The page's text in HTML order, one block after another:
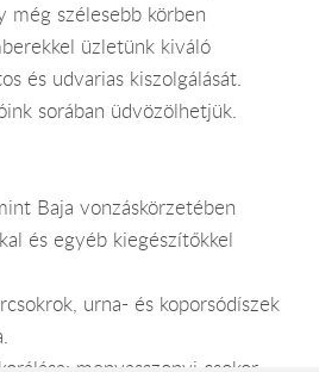
még szélesebb körben
üzletünk kiváló
és udvarias kiszolgálását.
sorában üdvözölhetjük.
Baja vonzáskörzetében
és egyéb kiegészítőkkel
urna- és koporsódíszek